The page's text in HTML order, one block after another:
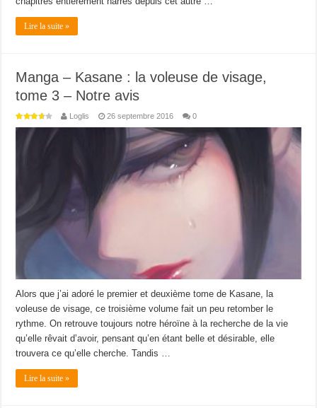
Lire la suite »
Manga – Kasane : la voleuse de visage,
tome 3 – Notre avis
Loglis 26 septembre 2016 0
Alors que j’ai adoré le premier et deuxième tome de Kasane, la
voleuse de visage, ce troisième volume fait un peu retomber le
rythme. On retrouve toujours notre héroïne à la recherche de la vie
qu’elle rêvait d’avoir, pensant qu’en étant belle et désirable, elle
trouvera ce qu’elle cherche. Tandis …
Lire la suite »